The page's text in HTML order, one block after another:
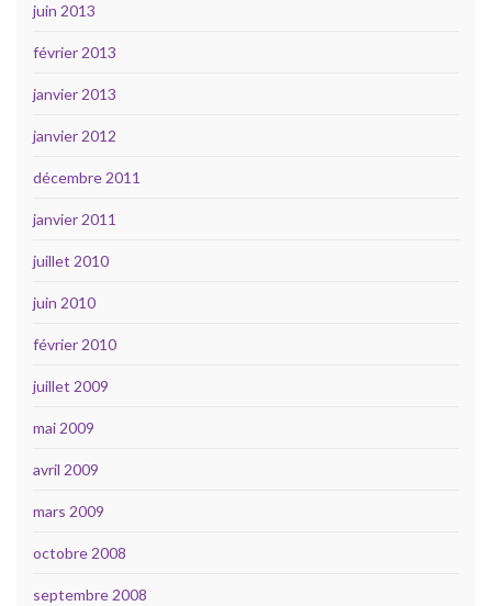
juin 2013
février 2013
janvier 2013
janvier 2012
décembre 2011
janvier 2011
juillet 2010
juin 2010
février 2010
juillet 2009
mai 2009
avril 2009
mars 2009
octobre 2008
septembre 2008